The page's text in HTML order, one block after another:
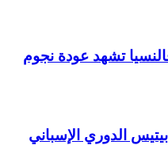
تشهد عودة نجوم
الدوري الإسباني